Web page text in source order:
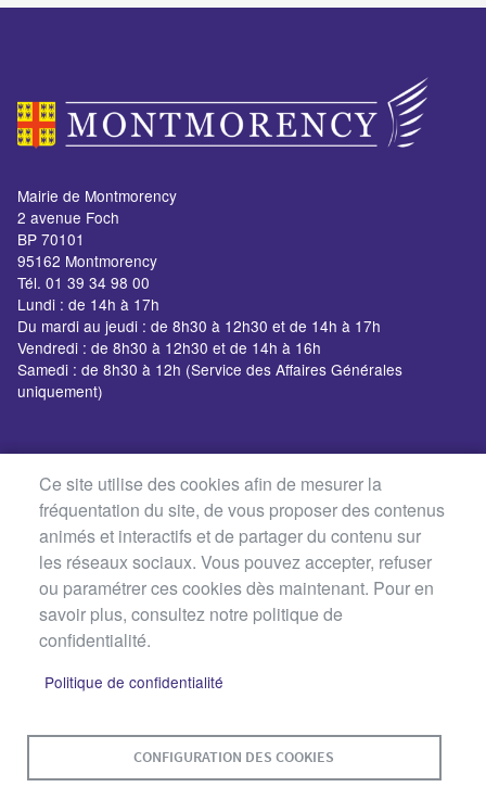
Mairie de Montmorency
2 avenue Foch
BP 70101
95162 Montmorency
Tél. 01 39 34 98 00
Lundi : de 14h à 17h
Du mardi au jeudi : de 8h30 à 12h30 et de 14h à 17h
Vendredi : de 8h30 à 12h30 et de 14h à 16h
Samedi : de 8h30 à 12h (Service des Affaires Générales
uniquement)
Ce site utilise des cookies afin de mesurer la
fréquentation du site, de vous proposer des contenus
animés et interactifs et de partager du contenu sur
les réseaux sociaux. Vous pouvez accepter, refuser
ou paramétrer ces cookies dès maintenant. Pour en
savoir plus, consultez notre politique de
confidentialité.
Politique de confidentialité
CONFIGURATION DES COOKIES
MENU
PLAN DU SITE CONTACT MENTIONS LÉGALES